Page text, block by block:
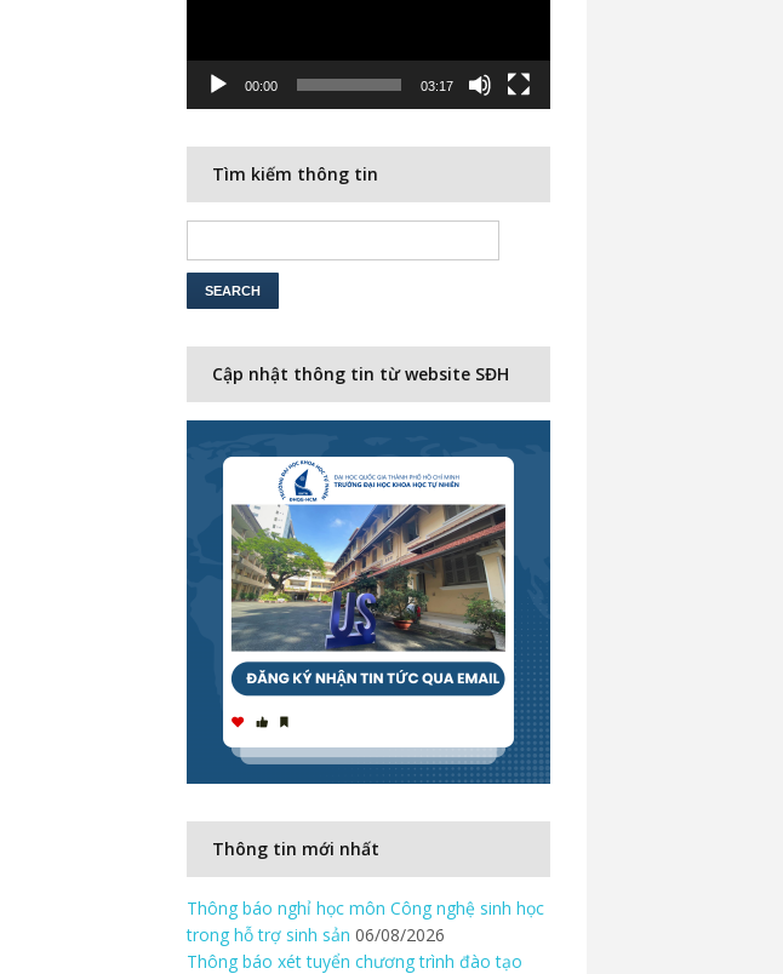
00:00 03:17
Tìm kiếm thông tin
Cập nhật thông tin từ website SĐH
Thông tin mới nhất
Thông báo nghỉ học môn Công nghệ sinh học
trong hỗ trợ sinh sản 06/08/2026
Thông báo xét tuyển chương trình đào tạo